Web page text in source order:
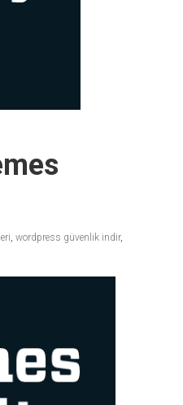
, wordpress güvenlik indir,